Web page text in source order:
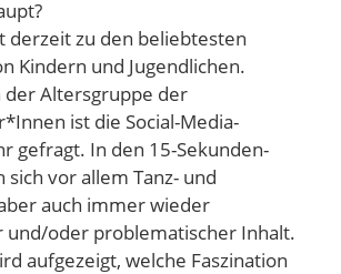
derzeit zu den beliebtesten
Kindern und Jugendlichen.
der Altersgruppe der
ist die Social-Media-
gefragt. In den 15-Sekunden-
sich vor allem Tanz- und
auch immer wieder
oder problematischer Inhalt.
aufgezeigt, welche Faszination